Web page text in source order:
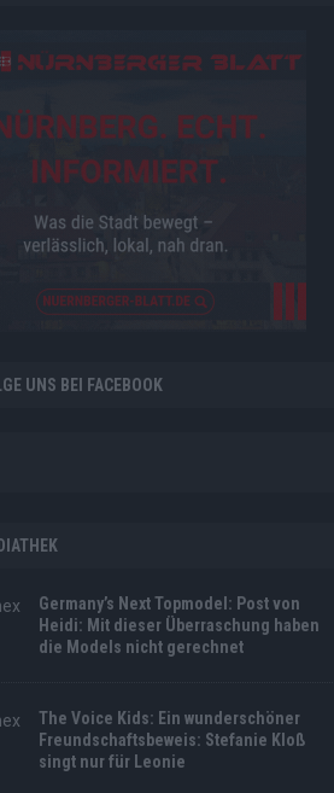
UNS BEI FACEBOOK
Germany’s Next Topmodel: Post von
Heidi: Mit dieser Überraschung haben
die Models nicht gerechnet
The Voice Kids: Ein wunderschöner
Freundschaftsbeweis: Stefanie Kloß
singt nur für Leonie